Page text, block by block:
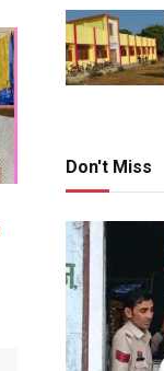
Don't Miss